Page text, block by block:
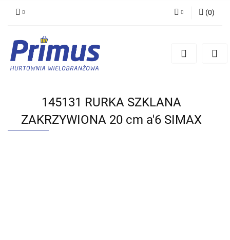
Zarejestruj się
(0)
145131 RURKA SZKLANA
ZAKRZYWIONA 20 cm a'6 SIMAX